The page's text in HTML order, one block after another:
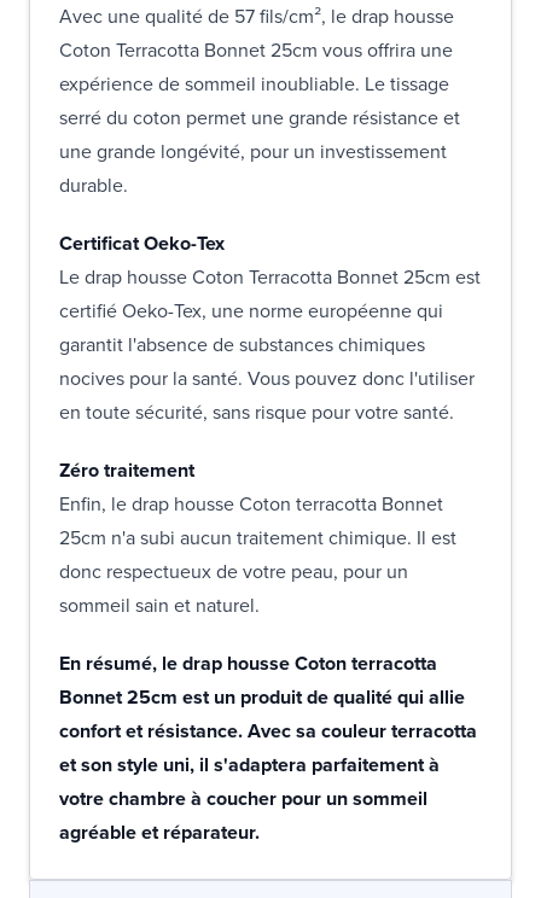
Avec une qualité de 57 fils/cm², le drap housse
Coton Terracotta Bonnet 25cm vous offrira une
expérience de sommeil inoubliable. Le tissage
serré du coton permet une grande résistance et
une grande longévité, pour un investissement
durable.
Certificat Oeko-Tex
Le drap housse Coton Terracotta Bonnet 25cm est
certifié Oeko-Tex, une norme européenne qui
garantit l'absence de substances chimiques
nocives pour la santé. Vous pouvez donc l'utiliser
en toute sécurité, sans risque pour votre santé.
Zéro traitement
Enfin, le drap housse Coton terracotta Bonnet
25cm n'a subi aucun traitement chimique. Il est
donc respectueux de votre peau, pour un
sommeil sain et naturel.
En résumé, le drap housse Coton terracotta
Bonnet 25cm est un produit de qualité qui allie
confort et résistance. Avec sa couleur terracotta
et son style uni, il s'adaptera parfaitement à
votre chambre à coucher pour un sommeil
agréable et réparateur.